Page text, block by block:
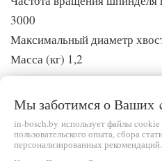
3000
Максимальный диаметр
Масса (кг) 1,2
ДОСТАВКА:
Мы заботимся о Ваших
in-bosch.by использует файлы
пользовательского опыта, сбора
персонализированных рекомендаций.